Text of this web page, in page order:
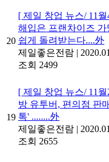
20
[ 제일 창업 뉴스/ 11월
해입은 프랜차이즈 가
쉽게 돌려받는다....外
제일좋은전람 |
조회 2499
19
[ 제일 창업 뉴스/ 11
방 유투버, 편의점 판
톡' ........外
제일좋은전람 |
조회 2655